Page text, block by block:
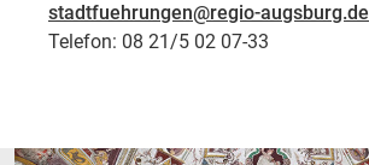
stadtfuehrungen@regio-augsburg.de
Telefon: 08 21/5 02 07-33